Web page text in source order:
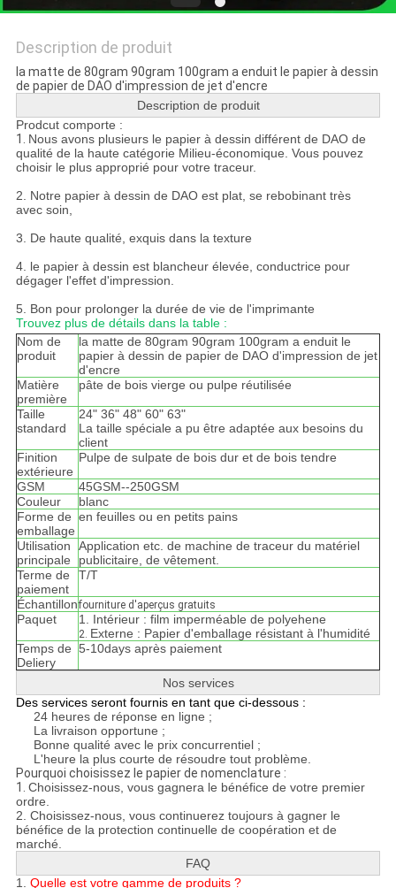
Description de produit
la matte de 80gram 90gram 100gram a enduit le papier à dessin
de papier de DAO d'impression de jet d'encre
Description de produit
Prodcut comporte :
1. Nous avons plusieurs le papier à dessin différent de DAO de
qualité de la haute catégorie Milieu-économique. Vous pouvez
choisir le plus approprié pour votre traceur.
2. Notre papier à dessin de DAO est plat, se rebobinant très
avec soin,
3. De haute qualité, exquis dans la texture
4. le papier à dessin est blancheur élevée, conductrice pour
dégager l'effet d'impression.
5. Bon pour prolonger la durée de vie de l'imprimante
Trouvez plus de détails dans la table :
Nom de
produit
la matte de 80gram 90gram 100gram a enduit le
papier à dessin de papier de DAO d'impression de jet
d'encre
Matière
première
pâte de bois vierge ou pulpe réutilisée
Taille
standard
24" 36" 48" 60" 63"
La taille spéciale a pu être adaptée aux besoins du
client
Finition
extérieure
Pulpe de sulpate de bois dur et de bois tendre
GSM
45GSM--250GSM
Couleur
blanc
Forme de
emballage
en feuilles ou en petits pains
Utilisation
principale
Application etc. de machine de traceur du matériel
publicitaire, de vêtement.
Terme de
paiement
T/T
Échantillonfourniture d'aperçus gratuits
Paquet 1. Intérieur : film imperméable de polyehene
2. Externe : Papier d'emballage résistant à l'humidité
Temps de
Deliery
5-10days après paiement
Nos services
Des services seront fournis en tant que ci-dessous :
24 heures de réponse en ligne ;
La livraison opportune ;
Bonne qualité avec le prix concurrentiel ;
L'heure la plus courte de résoudre tout problème.
Pourquoi choisissez le papier de nomenclature :
1. Choisissez-nous, vous gagnera le bénéfice de votre premier
ordre.
2. Choisissez-nous, vous continuerez toujours à gagner le
bénéfice de la protection continuelle de coopération et de
marché.
FAQ
1. Quelle est votre gamme de produits ?